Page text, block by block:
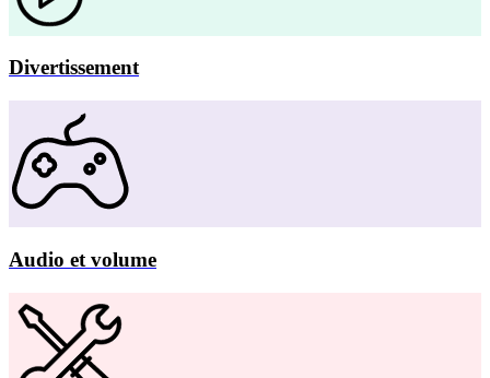
Divertissement
Audio et volume